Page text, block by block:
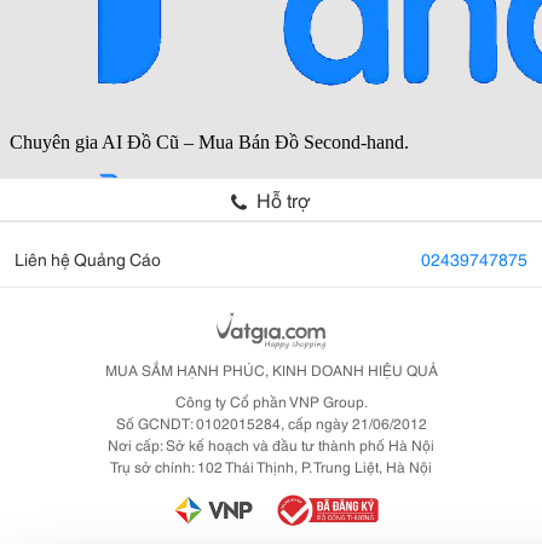
Hỗ trợ
Liên hệ Quảng Cáo 02439747875
MUA SẮM HẠNH PHÚC, KINH DOANH HIỆU QUẢ
Công ty Cổ phần VNP Group.
Số GCNDT: 0102015284, cấp ngày 21/06/2012
Nơi cấp: Sở kế hoạch và đầu tư thành phố Hà Nội
Trụ sở chính: 102 Thái Thịnh, P. Trung Liệt, Hà Nội